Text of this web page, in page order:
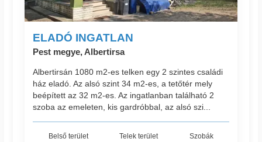
ELADÓ INGATLAN
Pest megye, Albertirsa
Albertirsán 1080 m2-es telken egy 2 szintes családi
ház eladó. Az alsó szint 34 m2-es, a tetőtér mely
beépített az 32 m2-es. Az ingatlanban található 2
szoba az emeleten, kis gardróbbal, az alsó szi...
Belső terület Telek terület Szobák